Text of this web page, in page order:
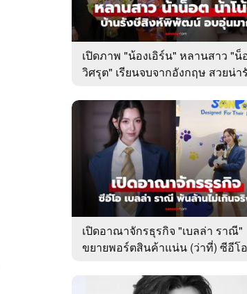
เปิดภาพ "น้องเอิร์น" หลานสาว "น็
วิศรุต" เรียนจบจากอังกฤษ สวยน่า
เปิดอาณาจักรธุรกิจ "เบลล่า ราณี"
ขยายพอร์ตสินค้าแน่น (ว่าที่) ซีอีโ